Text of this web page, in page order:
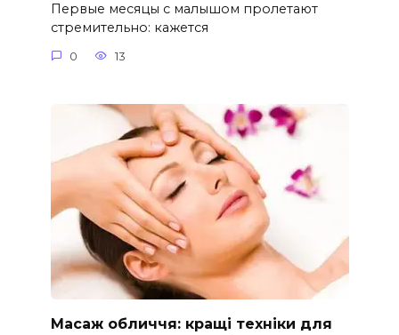
Первые месяцы с малышом пролетают
стремительно: кажется
0 13
Масаж обличчя: кращі техніки для